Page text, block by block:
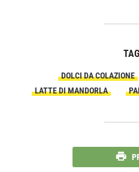
DOLCI DA COLAZIONE
LATTE DI MANDORLA